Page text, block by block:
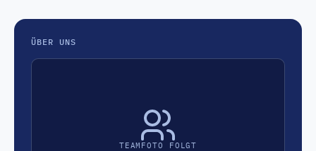
ÜBER UNS
TEAMFOTO FOLGT